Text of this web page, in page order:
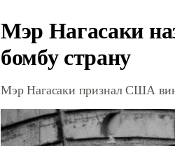
Мэр Нагасаки
бомбу страну
Мэр Нагасаки признал США